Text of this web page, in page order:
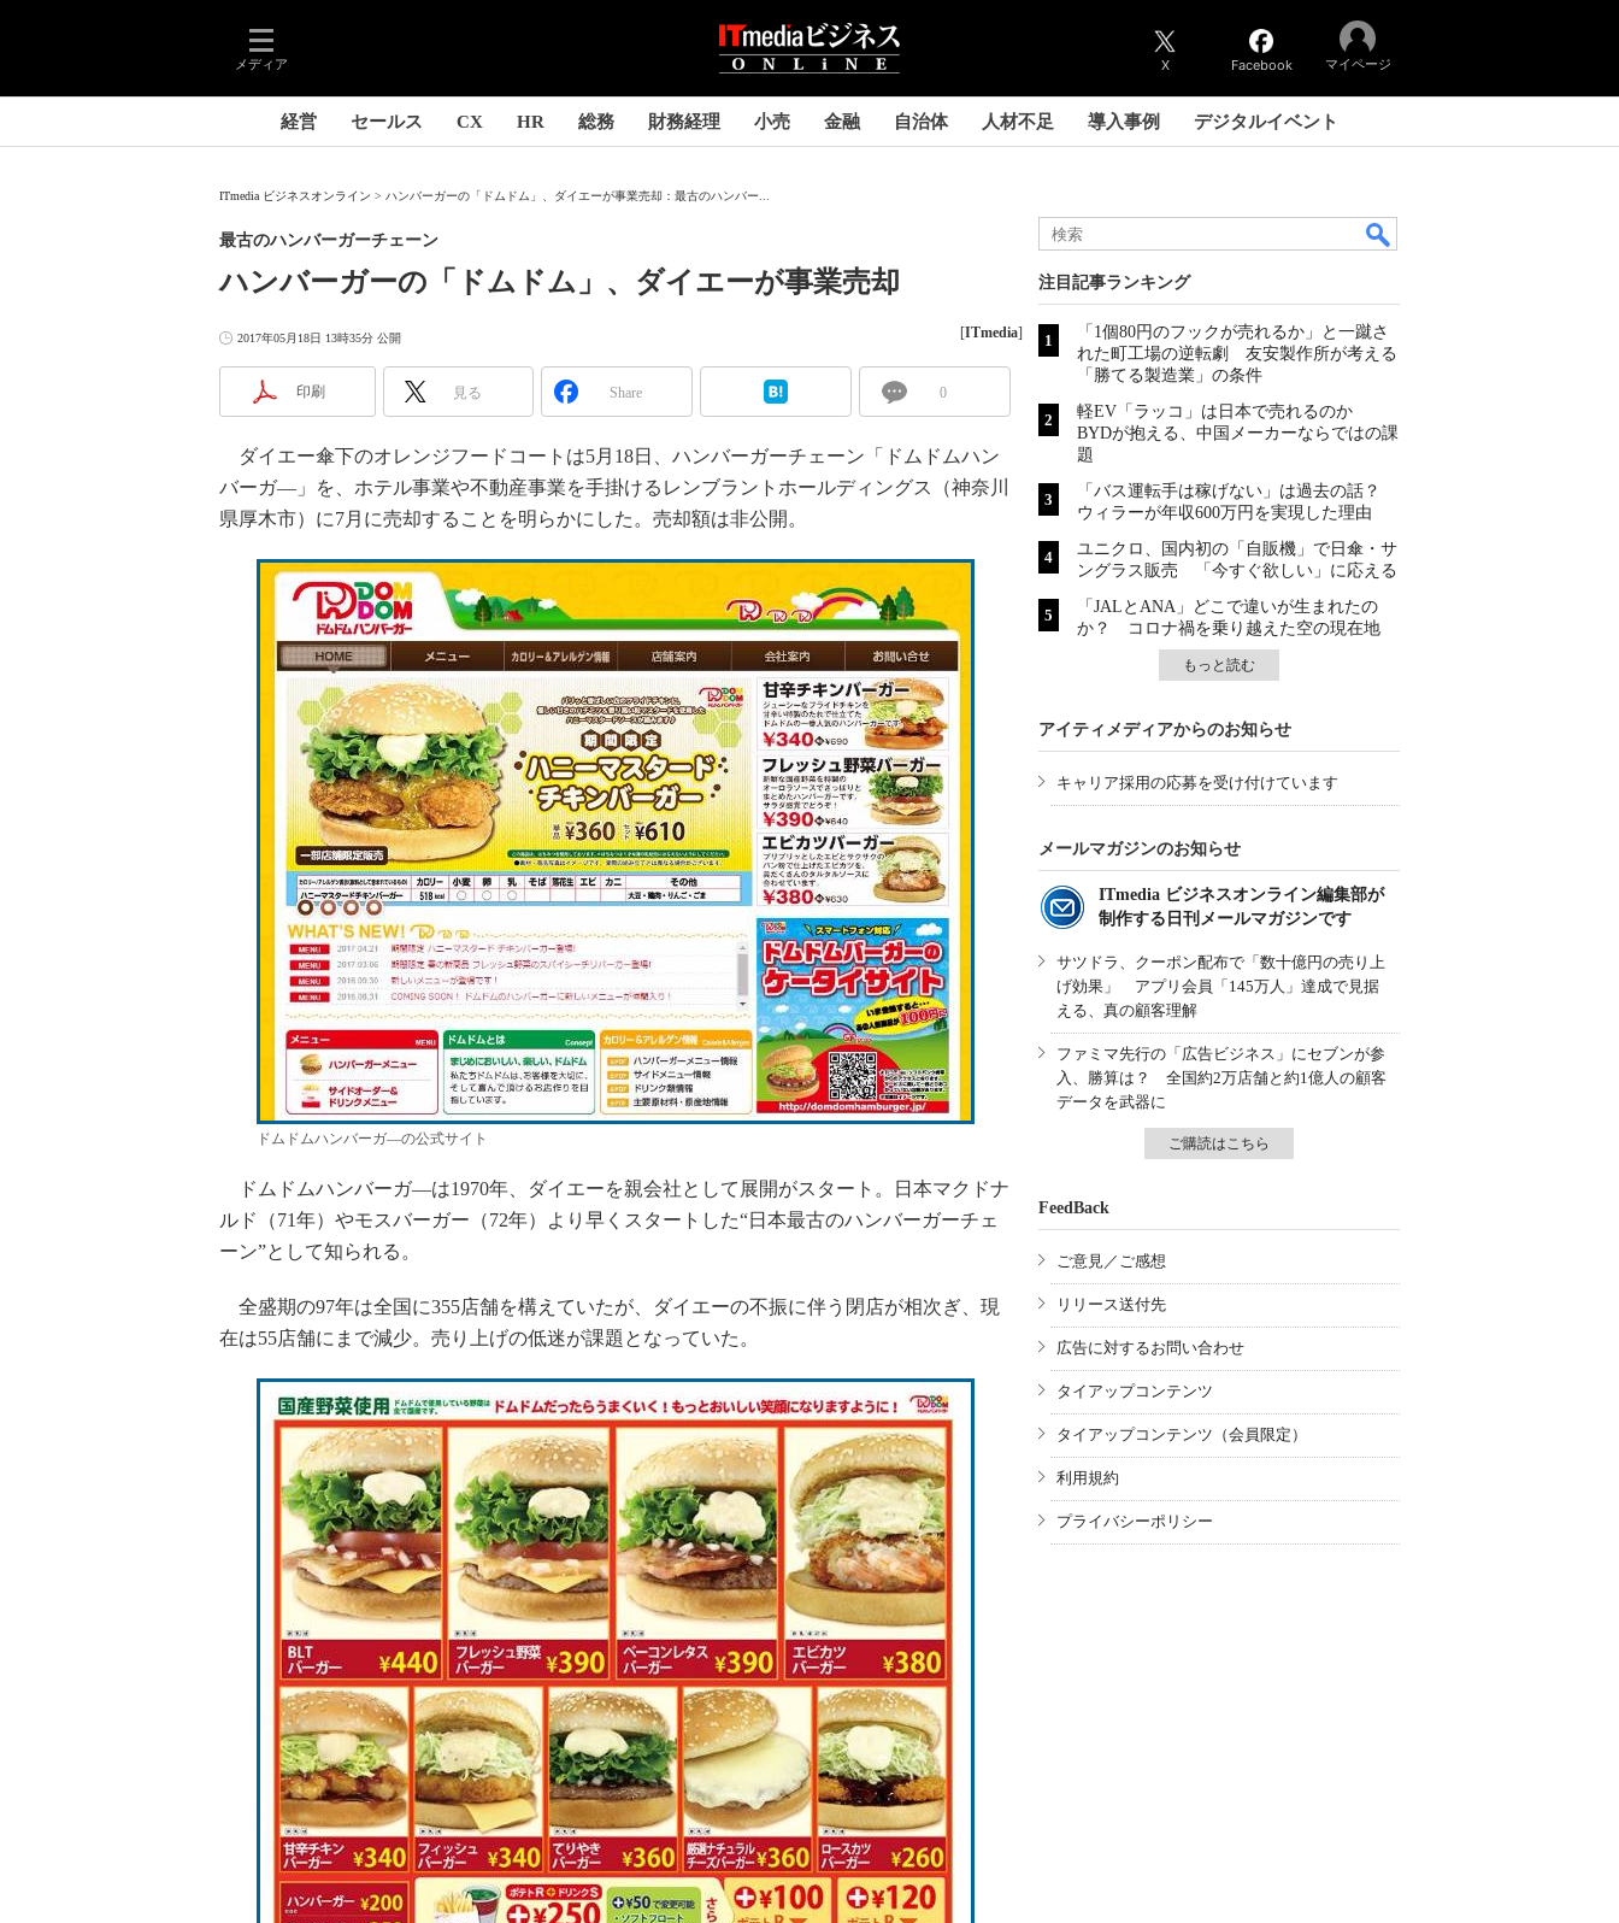
メディア X Facebook マイページ
経営 セールス CX HR 総務 財務経理 小売 金融 自治体 人材不足 導入事例 デジタルイベント
ITmedia ビジネスオンライン ハンバーガーの「ドムドム」、ダイエーが事業売却：最古のハンバー...
ハンバーガーの「ドムドム」、ダイエーが事業売却
最古のハンバーガーチェーン
2017年05月18日 13時35分 公開 [ITmedia]
印刷 見る Share 0
ダイエー傘下のオレンジフードコートは5月18日、ハンバーガーチェーン「ドムドムハン
バーガ―」を、ホテル事業や不動産事業を手掛けるレンブラントホールディングス（神奈川
県厚木市）に7月に売却することを明らかにした。売却額は非公開。
ドムドムハンバーガ―の公式サイト
ドムドムハンバーガ―は1970年、ダイエーを親会社として展開がスタート。日本マクドナ
ルド（71年）やモスバーガー（72年）より早くスタートした“日本最古のハンバーガーチェ
ーン”として知られる。
全盛期の97年は全国に355店舗を構えていたが、ダイエーの不振に伴う閉店が相次ぎ、現
在は55店舗にまで減少。売り上げの低迷が課題となっていた。
注目記事ランキング
「1個80円のフックが売れるか」と一蹴さ
れた町工場の逆転劇 友安製作所が考える
「勝てる製造業」の条件
軽EV「ラッコ」は日本で売れるのか
BYDが抱える、中国メーカーならではの課
題
「バス運転手は稼げない」は過去の話？
ウィラーが年収600万円を実現した理由
ユニクロ、国内初の「自販機」で日傘・サ
ングラス販売 「今すぐ欲しい」に応える
「JALとANA」どこで違いが生まれたの
か？ コロナ禍を乗り越えた空の現在地
もっと読む
アイティメディアからのお知らせ
キャリア採用の応募を受け付けています
メールマガジンのお知らせ
ITmedia ビジネスオンライン編集部が
制作する日刊メールマガジンです
サツドラ、クーポン配布で「数十億円の売り上
げ効果」 アプリ会員「145万人」達成で見据
える、真の顧客理解
ファミマ先行の「広告ビジネス」にセブンが参
入、勝算は？ 全国約2万店舗と約1億人の顧客
データを武器に
ご購読はこちら
FeedBack
ご意見／ご感想
リリース送付先
広告に対するお問い合わせ
タイアップコンテンツ
タイアップコンテンツ（会員限定）
利用規約
プライバシーポリシー